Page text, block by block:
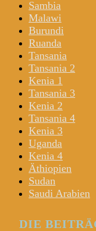
Sambia
Malawi
Burundi
Ruanda
Tansania
Tansania 2
Kenia 1
Tansania 3
Kenia 2
Tansania 4
Kenia 3
Uganda
Kenia 4
Äthiopien
Sudan
Saudi Arabien
DIE